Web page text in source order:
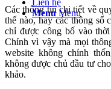
Liên hệ
Menu Menu
Các thông tin chi tiết về
thế nào, hay các thông số
chỉ được công bố vào
Chính vì vậy mà mọi
website không chính
không được chủ đầu tư
khảo.